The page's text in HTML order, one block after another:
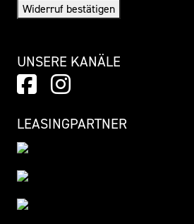
Widerruf bestätigen
UNSERE KANÄLE
LEASINGPARTNER